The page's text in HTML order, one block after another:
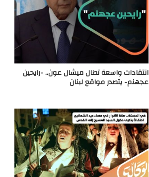
انتقادات واسعة تطال ميشال عون.. -رايحين
عجهنم- يتصدر مواقع لبنان